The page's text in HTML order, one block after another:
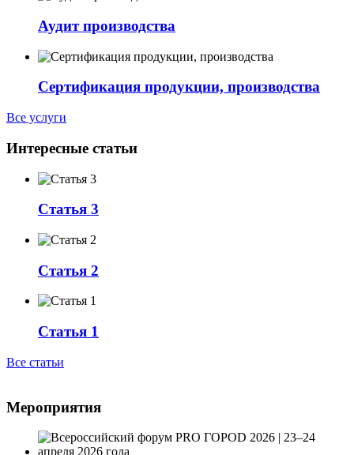
Аудит производства
Сертификация продукции, производства
Все услуги
Интересные статьи
Статья 3
Статья 2
Статья 1
Все статьи
Мероприятия